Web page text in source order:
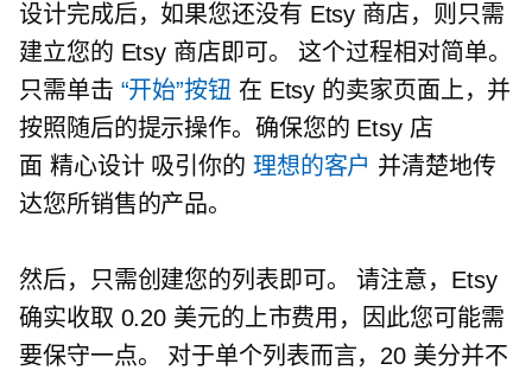
设计完成后，如果您还没有 Etsy 商店，则只需
建立您的 Etsy 商店即可。 这个过程相对简单。
只需单击 “开始”按钮 在 Etsy 的卖家页面上，并
按照随后的提示操作。确保您的 Etsy 店
面 精心设计吸引你的 理想的客户 并清楚地传
达您所销售的产品。
然后，只需创建您的列表即可。 请注意，Etsy
确实收取 0.20 美元的上市费用，因此您可能需
要保守一点。 对于单个列表而言，20 美分并不